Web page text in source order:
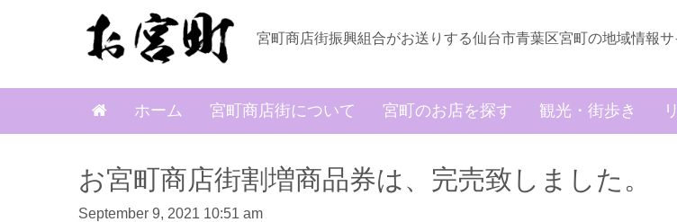
宮町商店街振興組合がお送りする仙台市青葉区宮町の地域情報サ
ホーム 宮町商店街について 宮町のお店を探す 観光・街歩き
お宮町商店街割増商品券は、完売致しました。
September 9, 2021 10:51 am